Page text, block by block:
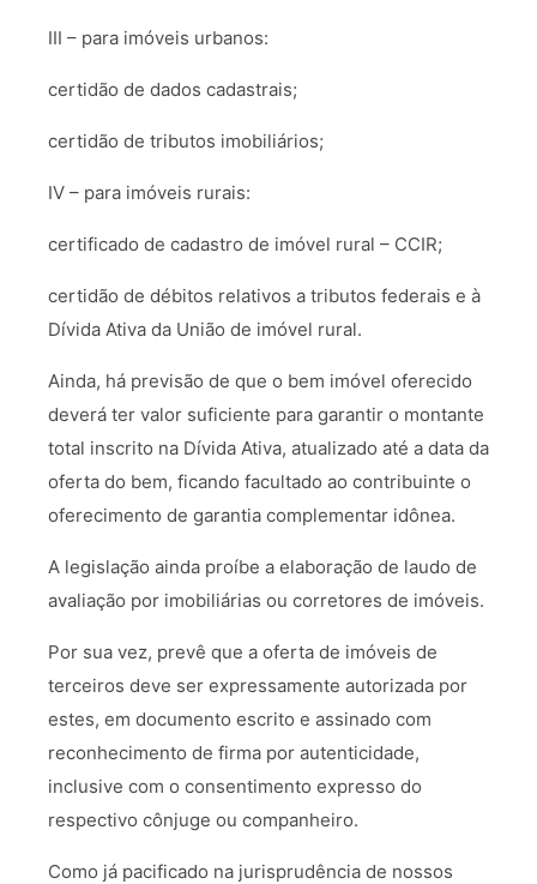
III – para imóveis urbanos:
certidão de dados cadastrais;
certidão de tributos imobiliários;
IV – para imóveis rurais:
certificado de cadastro de imóvel rural – CCIR;
certidão de débitos relativos a tributos federais e à
Dívida Ativa da União de imóvel rural.
Ainda, há previsão de que o bem imóvel oferecido
deverá ter valor suficiente para garantir o montante
total inscrito na Dívida Ativa, atualizado até a data da
oferta do bem, ficando facultado ao contribuinte o
oferecimento de garantia complementar idônea.
A legislação ainda proíbe a elaboração de laudo de
avaliação por imobiliárias ou corretores de imóveis.
Por sua vez, prevê que a oferta de imóveis de
terceiros deve ser expressamente autorizada por
estes, em documento escrito e assinado com
reconhecimento de firma por autenticidade,
inclusive com o consentimento expresso do
respectivo cônjuge ou companheiro.
Como já pacificado na jurisprudência de nossos